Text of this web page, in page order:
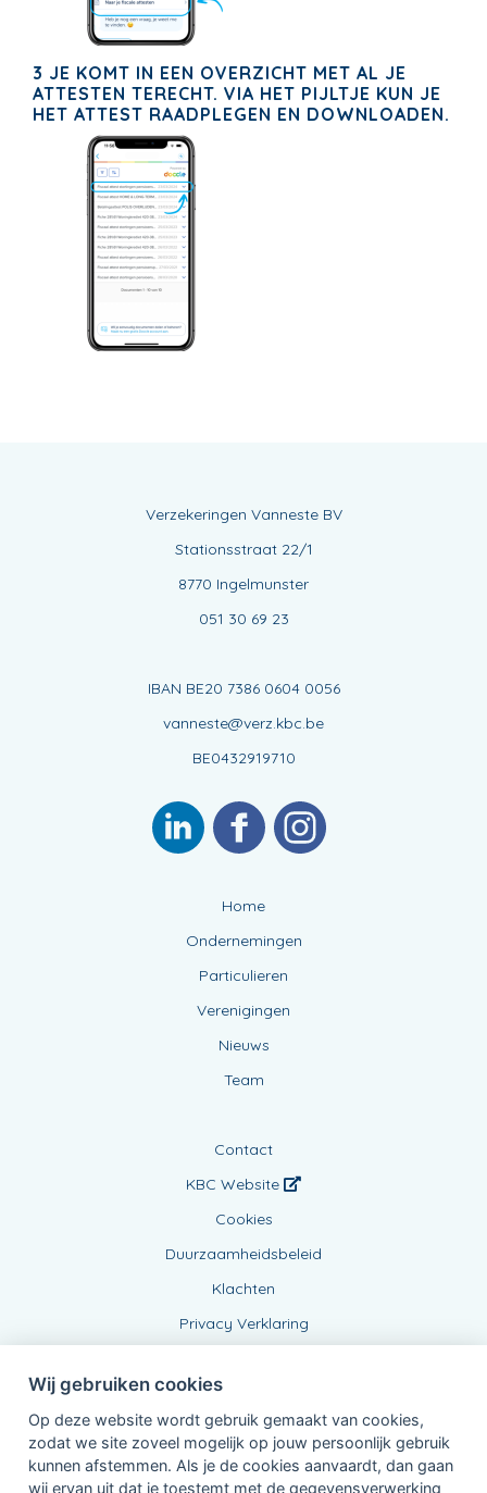
3 JE KOMT IN EEN OVERZICHT MET AL JE
ATTESTEN TERECHT. VIA HET PIJLTJE KUN JE
HET ATTEST RAADPLEGEN EN DOWNLOADEN.
Verzekeringen Vanneste BV
Stationsstraat 22/1
8770 Ingelmunster
051 30 69 23
IBAN BE20 7386 0604 0056
vanneste@verz.kbc.be
BE0432919710
Home
Ondernemingen
Particulieren
Verenigingen
Nieuws
Team
Contact
KBC Website
Cookies
Duurzaamheidsbeleid
Klachten
Privacy Verklaring
Wij gebruiken cookies
Op deze website wordt gebruik gemaakt van cookies,
zodat we site zoveel mogelijk op jouw persoonlijk gebruik
kunnen afstemmen. Als je de cookies aanvaardt, dan gaan
wij ervan uit dat je toestemt met de gegevensverwerking